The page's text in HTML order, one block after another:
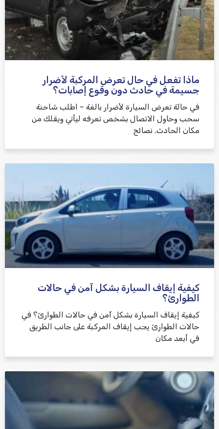
ماذا تفعل في حال تعرض المركبة لأضرار
جسيمة في حادث دون وقوع إصابات؟
في حالة تعرض السيارة لأضرار بالغة – اطلب شاحنة
سحب وحاول الاتصال بشخص تعرفه ليأتي ويقلك من
مكان الحادث. نصائح
كيفية إيقاف السيارة بشكل آمن في حالات
الطوارئ؟
كيفية إيقاف السيارة بشكل آمن في حالات الطوارئ؟ في
حالات الطوارئ يجب إيقاف المركبة على جانب الطريق
في أبعد مكان